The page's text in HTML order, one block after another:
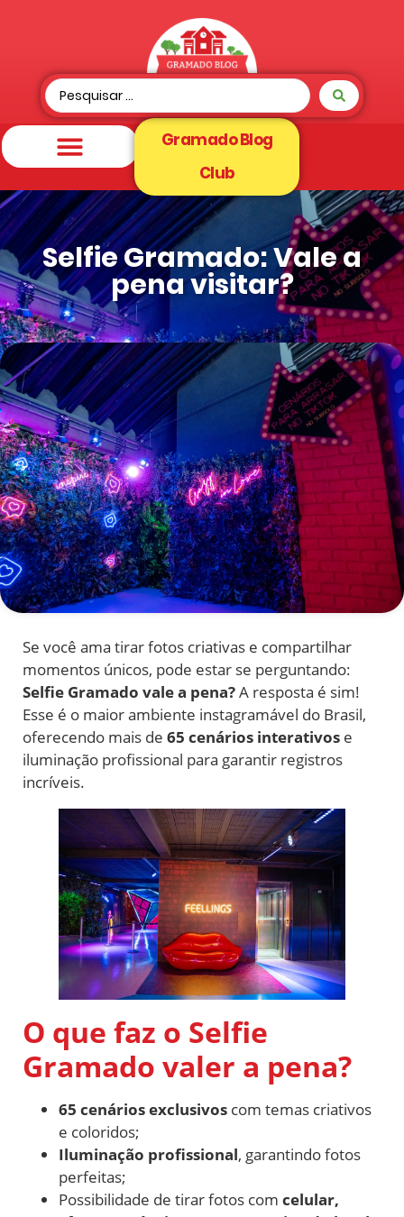
Gramado Blog
Club
Selfie Gramado: Vale a
pena visitar?
Se você ama tirar fotos criativas e compartilhar
momentos únicos, pode estar se perguntando:
Selfie Gramado vale a pena?A resposta é sim!
Esse é o maior ambiente instagramável do Brasil,
oferecendo mais de 65 cenários interativos e
iluminação profissional para garantir registros
incríveis.
O que faz o Selfie
Gramado valer a pena?
65 cenários exclusivos com temas criativos
e coloridos;
Iluminação profissional, garantindo fotos
perfeitas;
Possibilidade de tirar fotos com celular,